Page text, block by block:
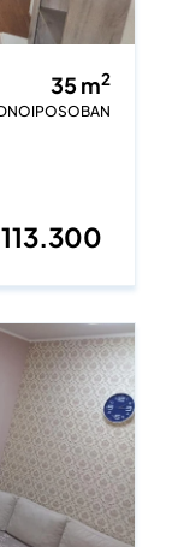
35m2
113.300